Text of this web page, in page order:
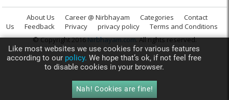
About Us Career @ Nirbhayam Categories
Contact
Us
Feedback Privacy privacy policy
Terms and Conditions
© Copyright 2016Nirbhayam.com. All rights reserved.
Like most websites we use cookies for various features
according to our policy. We hope that’s ok, if not feel free
to disable cookies in your browser.
Nah! Cookies are fine!